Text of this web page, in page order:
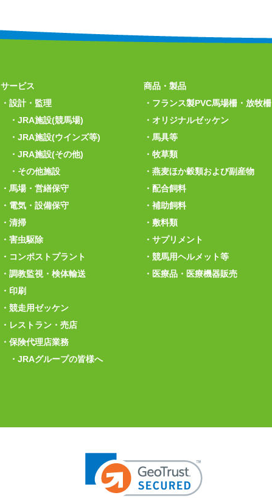
サービス
設計・監理
JRA施設(競馬場)
JRA施設(ウインズ等)
JRA施設(その他)
その他施設
馬場・営繕保守
電気・設備保守
清掃
害虫駆除
コンポストプラント
調教監視・検体輸送
印刷
競走用ゼッケン
レストラン・売店
保険代理店業務
JRAグループの皆様へ
商品・製品
フランス製PVC馬場柵・放牧柵
オリジナルゼッケン
馬具等
牧草類
燕麦ほか穀類および副産物
配合飼料
補助飼料
敷料類
サプリメント
競馬用ヘルメット等
医療品・医療機器販売